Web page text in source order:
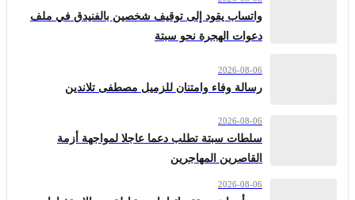
واتساب يقود إلى توقيف شخصين بالفنيدق في ملف
دعوات الهجرة نحو سبتة
2026-08-06
رسالة وفاء وامتنان للزميل مصطفى تلاندين
2026-08-06
سلطات سبتة تطلب دعما عاجلا لمواجهة أزمة
القاصرين المهاجرين
2026-08-06